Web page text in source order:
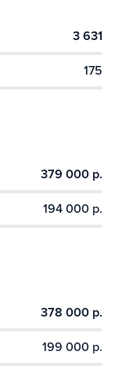
3 631
175
379 000 р.
194 000 р.
378 000 р.
199 000 р.